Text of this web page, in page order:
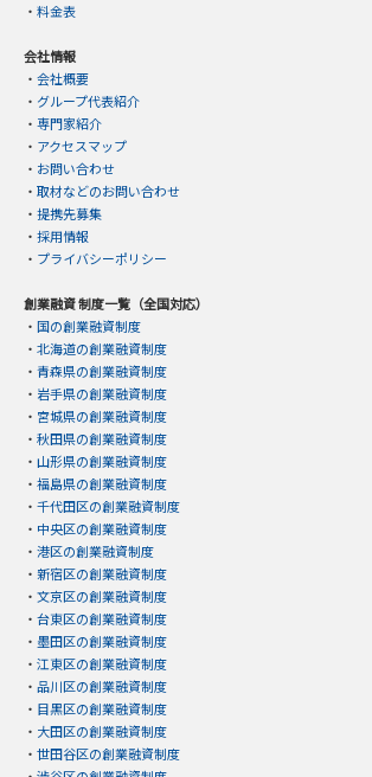
・ 料金表
会社情報
・ 会社概要
・ グループ代表紹介
・ 専門家紹介
・ アクセスマップ
・ お問い合わせ
・ 取材などのお問い合わせ
・ 提携先募集
・ 採用情報
・ プライバシーポリシー
創業融資 制度一覧（全国対応）
・ 国の創業融資制度
・ 北海道の創業融資制度
・ 青森県の創業融資制度
・ 岩手県の創業融資制度
・ 宮城県の創業融資制度
・ 秋田県の創業融資制度
・ 山形県の創業融資制度
・ 福島県の創業融資制度
・ 千代田区の創業融資制度
・ 中央区の創業融資制度
・ 港区の創業融資制度
・ 新宿区の創業融資制度
・ 文京区の創業融資制度
・ 台東区の創業融資制度
・ 墨田区の創業融資制度
・ 江東区の創業融資制度
・ 品川区の創業融資制度
・ 目黒区の創業融資制度
・ 大田区の創業融資制度
・ 世田谷区の創業融資制度